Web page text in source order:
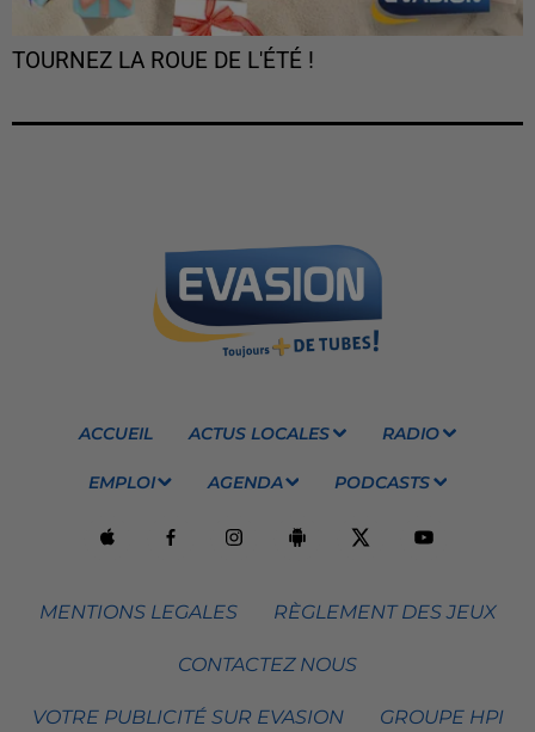
TOURNEZ LA ROUE DE L'ÉTÉ !
ACCUEIL ACTUS LOCALES RADIO
EMPLOI AGENDA PODCASTS
MENTIONS LEGALES RÈGLEMENT DES JEUX
CONTACTEZ NOUS
VOTRE PUBLICITÉ SUR EVASION GROUPE HPI